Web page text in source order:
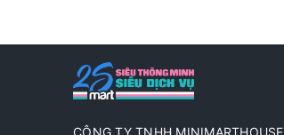
CÔNG TY TNHH MINIMARTHOUSE